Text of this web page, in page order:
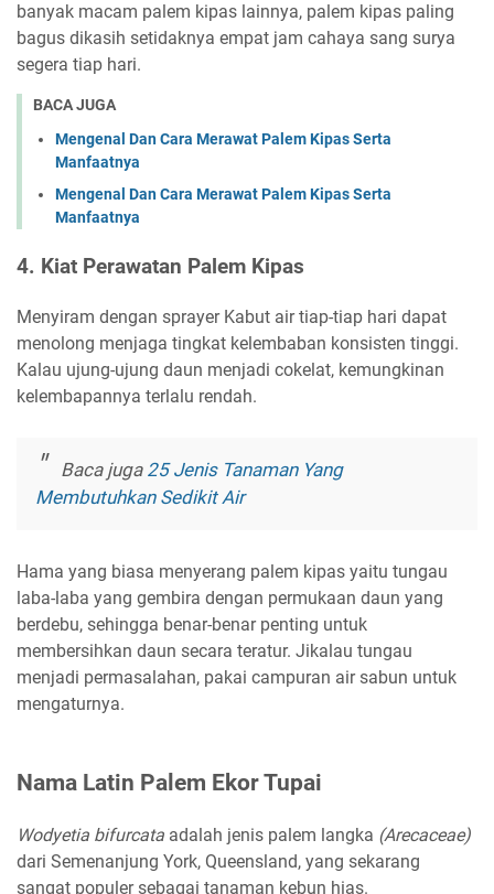
banyak macam palem kipas lainnya, palem kipas paling
bagus dikasih setidaknya empat jam cahaya sang surya
segera tiap hari.
BACA JUGA
Mengenal Dan Cara Merawat Palem Kipas Serta
Manfaatnya
Mengenal Dan Cara Merawat Palem Kipas Serta
Manfaatnya
4. Kiat Perawatan Palem Kipas
Menyiram dengan sprayer Kabut air tiap-tiap hari dapat
menolong menjaga tingkat kelembaban konsisten tinggi.
Kalau ujung-ujung daun menjadi cokelat, kemungkinan
kelembapannya terlalu rendah.
Baca juga 25 Jenis Tanaman Yang
Membutuhkan Sedikit Air
Hama yang biasa menyerang palem kipas yaitu tungau
laba-laba yang gembira dengan permukaan daun yang
berdebu, sehingga benar-benar penting untuk
membersihkan daun secara teratur. Jikalau tungau
menjadi permasalahan, pakai campuran air sabun untuk
mengaturnya.
Nama Latin Palem Ekor Tupai
Wodyetia bifurcata adalah jenis palem langka (Arecaceae)
dari Semenanjung York, Queensland, yang sekarang
sangat populer sebagai tanaman kebun hias.